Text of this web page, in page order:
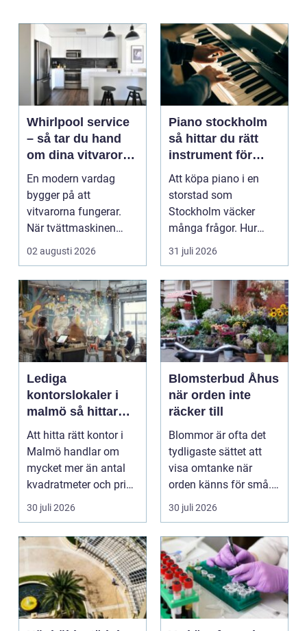
Whirlpool service
– så tar du hand
om dina vitvaror
på rätt sätt
En modern vardag
bygger på att
vitvarorna fungerar.
När tvättmaskinen
stannar, diskm...
02 augusti 2026
Piano stockholm
så hittar du rätt
instrument för
hem och scen
Att köpa piano i en
storstad som
Stockholm väcker
många frågor. Hur
hittar man ett
instrument som bå...
31 juli 2026
Lediga
kontorslokaler i
malmö så hittar
företag rätt läge
och rätt lokal
Att hitta rätt kontor i
Malmö handlar om
mycket mer än antal
kvadratmeter och pris
per månad. Företa...
30 juli 2026
Blomsterbud Åhus
när orden inte
räcker till
Blommor är ofta det
tydligaste sättet att
visa omtanke när
orden känns för små.
Ett genomtänkt
bloms...
30 juli 2026